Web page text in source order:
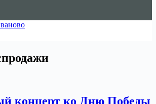
концерт ко Дню Победы